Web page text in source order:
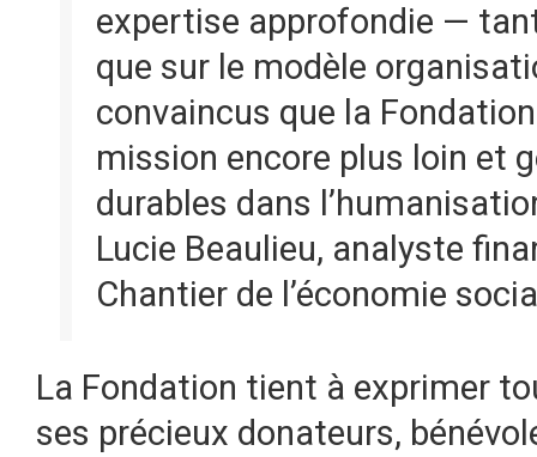
expertise approfondie —
que sur le modèle
convaincus que la
mission encore plus loin et
durables dans
Lucie Beaulieu, analyste
Chantier de l’économie
La Fondation tient à exprimer
ses précieux donateurs,